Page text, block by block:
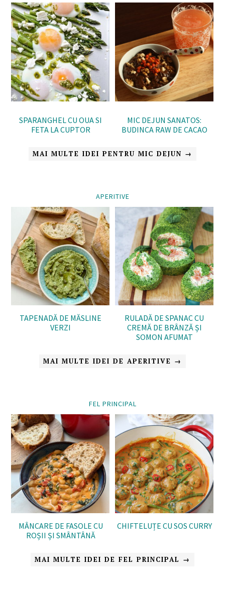
SPARANGHEL CU OUA SI
FETA LA CUPTOR
MIC DEJUN SANATOS:
BUDINCA RAW DE CACAO
MAI MULTE IDEI PENTRU MIC DEJUN →
APERITIVE
TAPENADĂ DE MĂSLINE
VERZI
RULADĂ DE SPANAC CU
CREMĂ DE BRÂNZĂ ȘI
SOMON AFUMAT
MAI MULTE IDEI DE APERITIVE →
FEL PRINCIPAL
MÂNCARE DE FASOLE CU
ROȘII ȘI SMÂNTÂNĂ
CHIFTELUȚE CU SOS CURRY
MAI MULTE IDEI DE FEL PRINCIPAL →